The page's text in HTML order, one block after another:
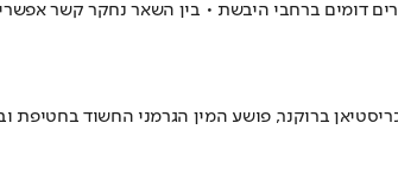
ברחבי היבשת • בין השאר נחקר קשר אפשרי בינו
ברוקנר, פושע המין הגרמני החשוד בחטיפת